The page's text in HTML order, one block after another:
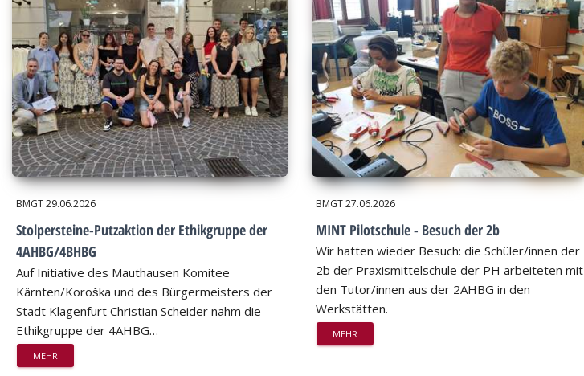
BMGT29.06.2026
Stolpersteine-Putzaktion der Ethikgruppe der
4AHBG/4BHBG
Auf Initiative des Mauthausen Komitee
Kärnten/Koroška und des Bürgermeisters der
Stadt Klagenfurt Christian Scheider nahm die
Ethikgruppe der 4AHBG…
MEHR
BMGT27.06.2026
MINT Pilotschule - Besuch der 2b
Wir hatten wieder Besuch: die Schüler/innen der
2b der Praxismittelschule der PH arbeiteten mit
den Tutor/innen aus der 2AHBG in den
Werkstätten.
MEHR